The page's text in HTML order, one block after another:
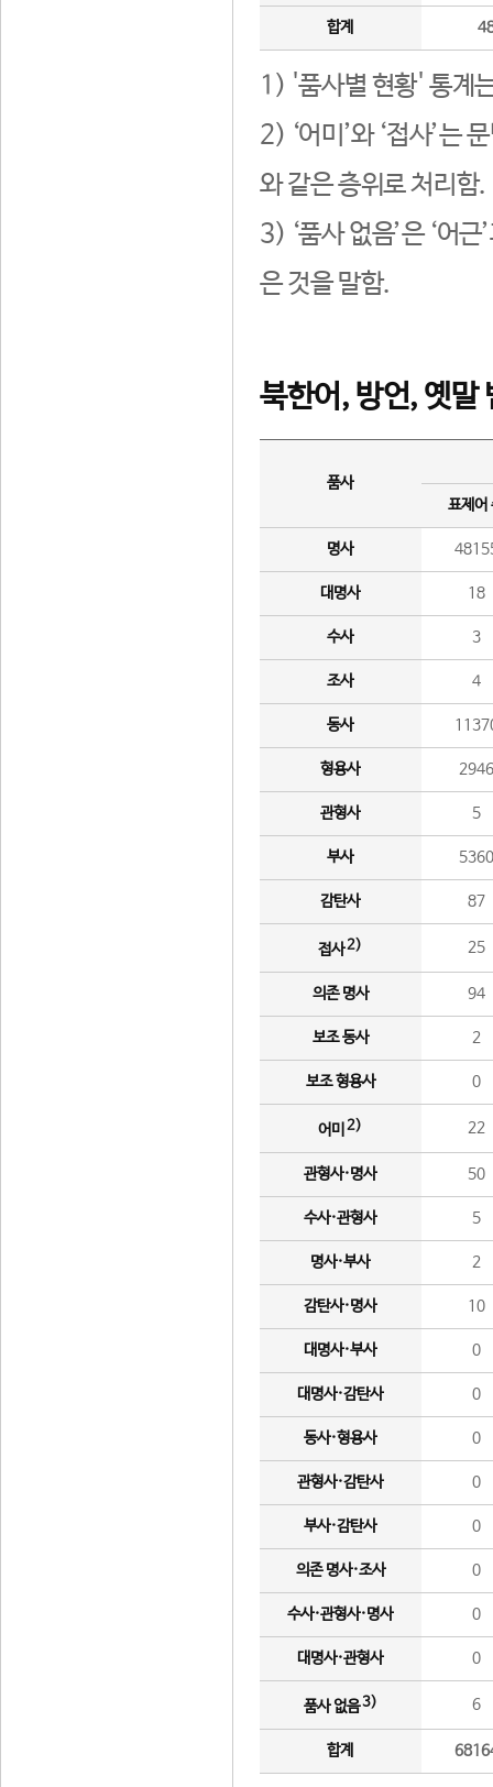
합계
1) '품사별 현황' 통계
2) ‘어미’와 ‘접사’는
와 같은 층위로 처리함.
3) ‘품사 없음’은 ‘어
은 것을 말함.
북한어, 방언, 옛말
품사
표제어
명사
대명사 18
수사 3
조사 4
동사
형용사 2946
관형사 5
부사 5360
감탄사 87
접사2) 25
의존 명사 94
보조 동사 2
보조 형용사 0
어미 2) 22
관형사·명사 50
수사·관형사 5
명사·부사 2
감탄사·명사 10
대명사·부사 0
대명사·감탄사 0
동사·형용사 0
관형사·감탄사 0
부사·감탄사 0
의존 명사·조사 0
수사·관형사·명사 0
대명사·관형사 0
품사 없음3) 6
합계